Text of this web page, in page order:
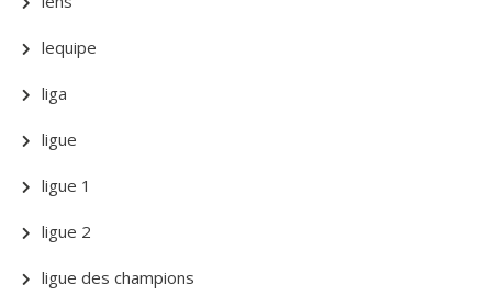
lequipe
liga
ligue
ligue 1
ligue 2
ligue des champions